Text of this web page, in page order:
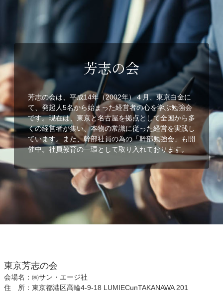
芳志の会
芳志の会は、平成14年（2002年）４月、東京白金に
て、発起人5名から始まった経営者の心を学ぶ勉強会
です。現在は、東京と名古屋を拠点として全国から多
くの経営者が集い、本物の常識に従った経営を実践し
ています。また、幹部社員の為の「幹部勉強会」も開
催中。社員教育の一環として取り入れております。
東京芳志の会
会場名：㈱サン・エージ社
住 所：東京都港区高輪4-9-18 LUMIECunTAKANAWA 201